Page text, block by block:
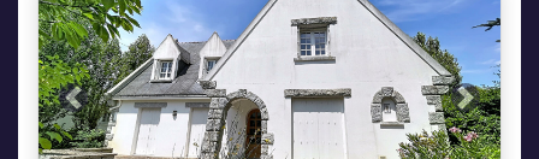
Previous Next